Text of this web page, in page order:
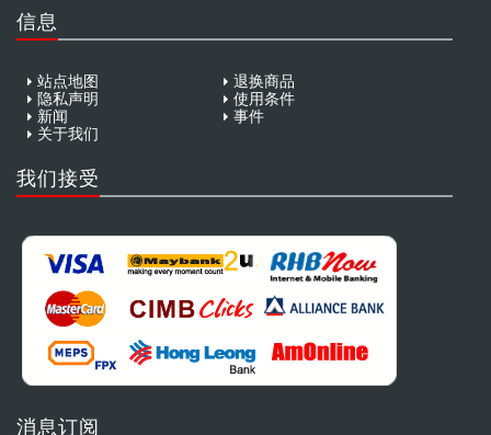
信息
站点地图
退换商品
隐私声明
使用条件
新闻
事件
关于我们
我们接受
消息订阅